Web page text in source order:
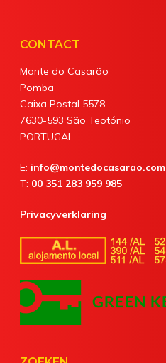
CONTACT
Monte do Casarão
Pomba
Caixa Postal 5578
7630-593 São Teotónio
PORTUGAL
E: info@montedocasarao.com
T: 00 351 283 959 985
Privacyverklaring